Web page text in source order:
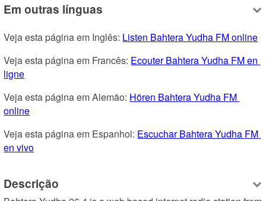
Em outras línguas
Veja esta página em Inglês: Listen Bahtera Yudha FM online
Veja esta página em Francês: Ecouter Bahtera Yudha FM en
ligne
Veja esta página em Alemão: Hören Bahtera Yudha FM
online
Veja esta página em Espanhol: Escuchar Bahtera Yudha FM
en vivo
Descrição